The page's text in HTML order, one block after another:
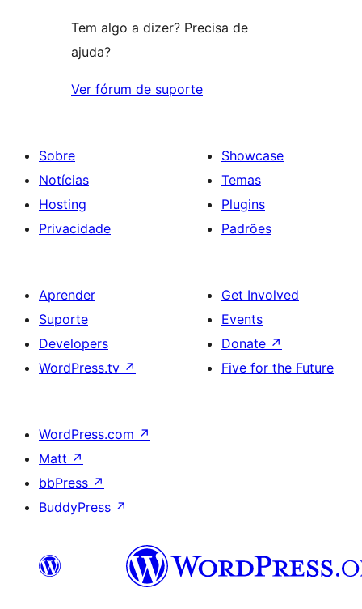
Tem algo a dizer? Precisa de
ajuda?
Ver fórum de suporte
Sobre
Notícias
Hosting
Privacidade
Showcase
Temas
Plugins
Padrões
Aprender
Suporte
Developers
WordPress.tv ↗
Get Involved
Events
Donate ↗
Five for the Future
WordPress.com ↗
Matt ↗
bbPress ↗
BuddyPress ↗